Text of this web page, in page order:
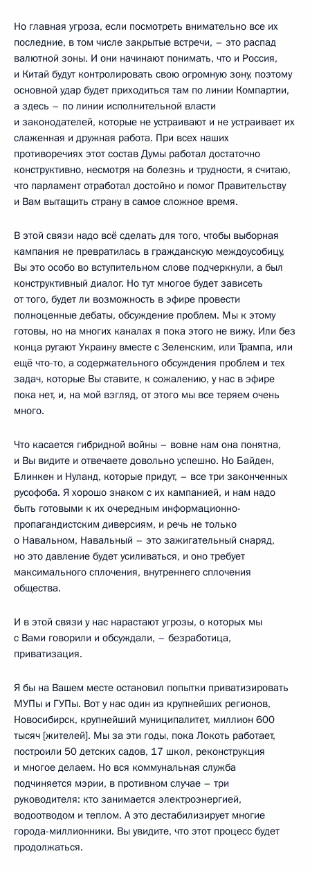
Но главная угроза, если посмотреть внимательно все их
последние, в том числе закрытые встречи, – это распад
валютной зоны. И они начинают понимать, что и Россия,
и Китай будут контролировать свою огромную зону, поэтому
основной удар будет приходиться там по линии Компартии,
а здесь – по линии исполнительной власти
и законодателей, которые не устраивают и не устраивает их
слаженная и дружная работа. При всех наших
противоречиях этот состав Думы работал достаточно
конструктивно, несмотря на болезнь и трудности, я считаю,
что парламент отработал достойно и помог Правительству
и Вам вытащить страну в самое сложное время.
В этой связи надо всё сделать для того, чтобы выборная
кампания не превратилась в гражданскую междоусобицу,
Вы это особо во вступительном слове подчеркнули, а был
конструктивный диалог. Но тут многое будет зависеть
от того, будет ли возможность в эфире провести
полноценные дебаты, обсуждение проблем. Мы к этому
готовы, но на многих каналах я пока этого не вижу. Или без
конца ругают Украину вместе с Зеленским, или Трампа, или
ещё что-то, а содержательного обсуждения проблем и тех
задач, которые Вы ставите, к сожалению, у нас в эфире
пока нет, и, на мой взгляд, от этого мы все теряем очень
много.
Что касается гибридной войны – вовне нам она понятна,
и Вы видите и отвечаете довольно успешно. Но Байден,
Блинкен и Нуланд, которые придут, – все три законченных
русофоба. Я хорошо знаком с их кампанией, и нам надо
быть готовыми к их очередным информационно-
пропагандистским диверсиям, и речь не только
о Навальном, Навальный – это зажигательный снаряд,
но это давление будет усиливаться, и оно требует
максимального сплочения, внутреннего сплочения
общества.
И в этой связи у нас нарастают угрозы, о которых мы
с Вами говорили и обсуждали, – безработица,
приватизация.
Я бы на Вашем месте остановил попытки приватизировать
МУПы и ГУПы. Вот у нас один из крупнейших регионов,
Новосибирск, крупнейший муниципалитет, миллион 600
тысяч [жителей]. Мы за эти годы, пока Локоть работает,
построили 50 детских садов, 17 школ, реконструкция
и многое делаем. Но вся коммунальная служба
подчиняется мэрии, в противном случае – три
руководителя: кто занимается электроэнергией,
водоотводом и теплом. А это дестабилизирует многие
города-миллионники. Вы увидите, что этот процесс будет
продолжаться.